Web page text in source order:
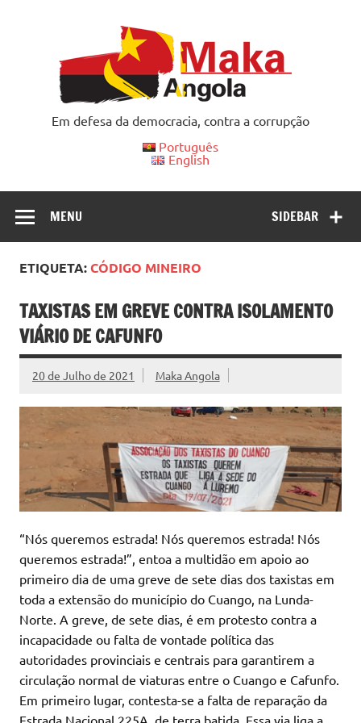
Em defesa da democracia, contra a corrupção
Português
English
SIDEBAR
MENU
ETIQUETA:CÓDIGO MINEIRO
TAXISTAS EM GREVE CONTRA ISOLAMENTO
VIÁRIO DE CAFUNFO
20 de Julho de 2021 Maka Angola
“Nós queremos estrada! Nós queremos estrada! Nós
queremos estrada!”, entoa a multidão em apoio ao
primeiro dia de uma greve de sete dias dos taxistas em
toda a extensão do município do Cuango, na Lunda-
Norte. A greve, de sete dias, é em protesto contra a
incapacidade ou falta de vontade política das
autoridades provinciais e centrais para garantirem a
circulação normal de viaturas entre o Cuango e Cafunfo.
Em primeiro lugar, contesta-se a falta de reparação da
Estrada Nacional 225A, de terra batida. Essa via liga a